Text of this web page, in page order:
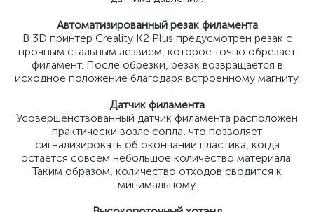
Автоматизированный резак филамента
В 3D принтер Creality K2 Plus предусмотрен резак с
прочным стальным лезвием, которое точно обрезает
филамент. После обрезки, резак возвращается в
исходное положение благодаря встроенному магниту.
Датчик филамента
Усовершенствованный датчик филамента расположен
практически возле сопла, что позволяет
сигнализировать об окончании пластика, когда
остается совсем небольшое количество материала.
Таким образом, количество отходов сводится к
минимальному.